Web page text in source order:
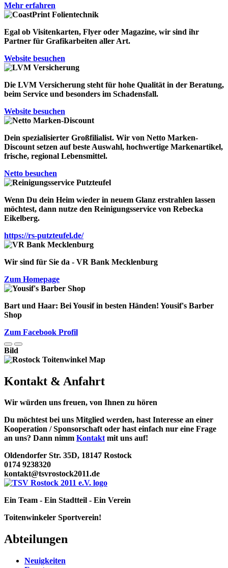
Mehr erfahren
Egal ob Visitenkarten, Flyer oder Magazine, wir sind ihr
Partner für Grafikarbeiten aller Art.
Website besuchen
Die LVM Versicherung steht für hohe Qualität in der Beratung,
beim Service und besonders im Schadensfall.
Website besuchen
Dein spezialisierter Großfilialist. Wir von Netto Marken-
Discount setzen auf beste Auswahl, hochwertige Markenartikel,
frische, regional Lebensmittel.
Netto besuchen
Wenn Du dein Heim wieder in neuem Glanz erstrahlen lassen
möchtest, dann nutze den Reinigungsservice von Rebecka
Eikelberg.
https://rs-putzteufel.de/
Wir sind für Sie da - VR Bank Mecklenburg
Zum Homepage
Bart und Haar: Bei Yousif in besten Händen! Yousif's Barber
Shop
Zum Facebook Profil
Bild
Kontakt & Anfahrt
Wir würden uns freuen, von Ihnen zu hören
Du möchtest bei uns Mitglied werden, hast Interesse an einer
Kooperation / Sponsorschaft oder hast einfach nur eine Frage
an uns? Dann nimm Kontaktmit uns auf!
Oldendorfer Str. 35D, 18147 Rostock
0174 9238320
kontakt@tsvrostock2011.de
Ein Team - Ein Stadtteil - Ein Verein
Toitenwinkeler Sportverein!
Abteilungen
Neuigkeiten